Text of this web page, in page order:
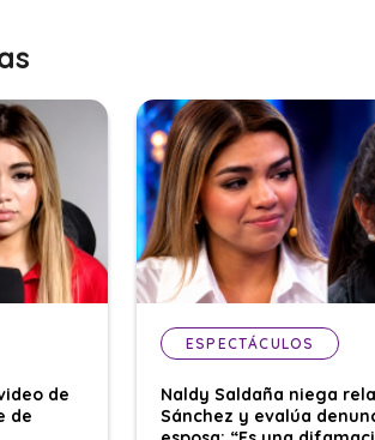
de
de
ESPECTÁCULOS
Naldy Saldaña niega
Sánchez y evalúa